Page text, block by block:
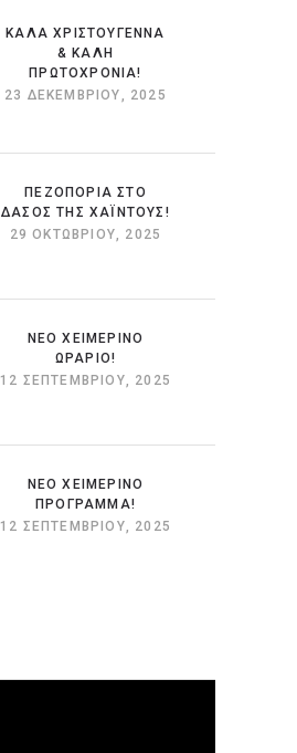
ΚΑΛΆ ΧΡΙΣΤΟΎΓΕΝΝΑ
& ΚΑΛΉ
ΠΡΩΤΟΧΡΟΝΙΆ!
23 ΔΕΚΕΜΒΡΊΟΥ, 2025
ΠΕΖΟΠΟΡΙΑ ΣΤΟ
ΔΑΣΟΣ ΤΗΣ ΧΑΪΝΤΟΥΣ!
29 ΟΚΤΩΒΡΊΟΥ, 2025
ΝΕΟ ΧΕΙΜΕΡΙΝΟ
ΩΡΑΡΙΟ!
12 ΣΕΠΤΕΜΒΡΊΟΥ, 2025
ΝΕΟ ΧΕΙΜΕΡΙΝΟ
ΠΡΟΓΡΑΜΜΑ!
12 ΣΕΠΤΕΜΒΡΊΟΥ, 2025